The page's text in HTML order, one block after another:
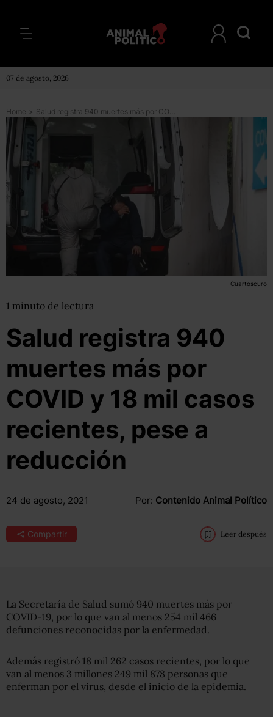
07 de agosto, 2026
Home > Salud registra 940 muertes más por COVID y 18 mil casos recientes, pese a reducción
Cuartoscuro
1 minuto de lectura
Salud registra 940
muertes más por
COVID y 18 mil casos
recientes, pese a
reducción
24 de agosto, 2021 Por: Contenido Animal Político
Compartir Leer después
La Secretaría de Salud sumó 940 muertes más por
COVID-19, por lo que van al menos 254 mil 466
defunciones reconocidas por la enfermedad.
Además registró 18 mil 262 casos recientes, por lo que
van al menos 3 millones 249 mil 878 personas que
enferman por el virus, desde el inicio de la epidemia.